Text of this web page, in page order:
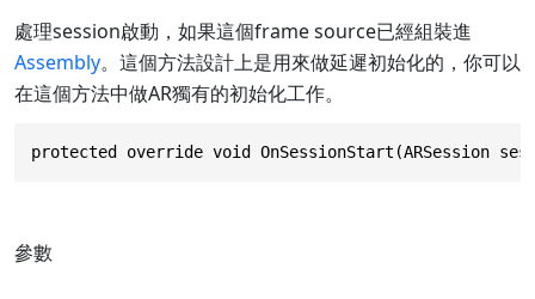
處理session啟動，如果這個frame source已經組裝進
Assembly。這個方法設計上是用來做延遲初始化的，你可以
在這個方法中做AR獨有的初始化工作。
protected override void OnSessionStart(ARSession
參數